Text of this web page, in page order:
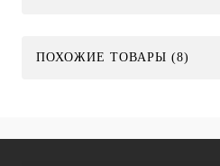
ПОХОЖИЕ ТОВАРЫ (8)